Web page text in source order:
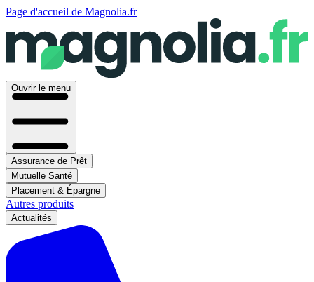
Page d'accueil de Magnolia.fr
Ouvrir le menu
Assurance de Prêt
Mutuelle Santé
Placement & Épargne
Autres produits
Actualités